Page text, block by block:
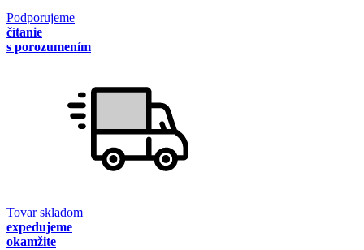
Podporujeme
čítanie
s porozumením
Tovar skladom
expedujeme
okamžite